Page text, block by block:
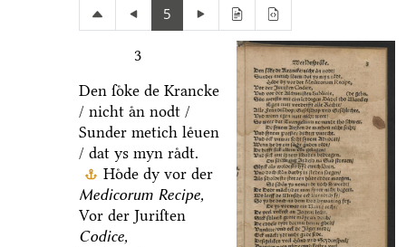
5
3
Den ſoͤke de Krancke
/ nicht aͤn nodt /
Sunder metich leͤuen
/ dat ys myn raͤdt.
Hoͤde dy vor der
Medicorum Recipe,
Vor der Juriſten
Codice,